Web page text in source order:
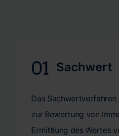
01 Sachwert
Das Sachwertverfahren
zur Bewertung von
Ermittlung des Wertes